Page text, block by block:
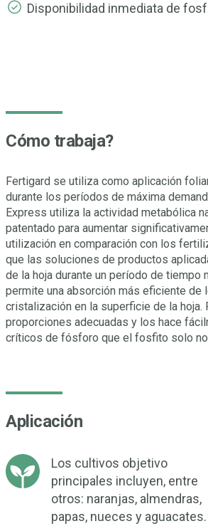
Disponibilidad inmediata de
Cómo trabaja?
Fertigard se utiliza como aplicación
durante los períodos de máxima
Express utiliza la actividad metabólica
patentado para aumentar
utilización en comparación con los
que las soluciones de productos
de la hoja durante un período de
permite una absorción más eficiente
cristalización en la superficie de la
proporciones adecuadas y los hace
críticos de fósforo que el fosfito solo no
Aplicación
Los cultivos objetivo
principales incluyen, entre
otros: naranjas, almendras,
papas, nueces y aguacates.